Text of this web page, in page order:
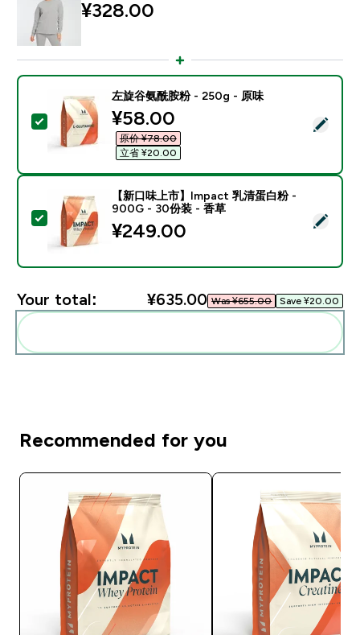
¥328.00‎
Select this product - 左旋谷氨酰胺粉 - 250g - 原味
左旋谷氨酰胺粉 - 250g - 原味
discounted price
¥58.00‎
原价 ¥78.00‎
立省 ¥20.00‎
Select this product - 【新口味上市】Impact 乳清蛋
【新口味上市】Impact 乳清蛋白粉 -
900G - 30份装 - 香草
¥249.00‎
Your total: ¥635.00‎ Was ¥655.00‎ Save ¥20.00‎
Recommended for you